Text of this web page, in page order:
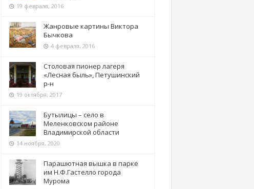
19 февраля, 2016
Жанровые картины Виктора
Бычкова
4 февраля, 2016
Столовая пионер лагеря
«Лесная быль», Петушинский
р-н
19 октября, 2017
Бутылицы – село в
Меленковском районе
Владимирской области
14 ноября, 2020
Парашютная вышка в парке
им Н.Ф.Гастелло города
Мурома